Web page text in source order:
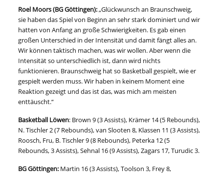
Roel Moors (BG Göttingen):„Glückwunsch an Braunschweig,
sie haben das Spiel von Beginn an sehr stark dominiert und wir
hatten von Anfang an große Schwierigkeiten. Es gab einen
großen Unterschied in der Intensität und damit fängt alles an.
Wir können taktisch machen, was wir wollen. Aber wenn die
Intensität so unterschiedlich ist, dann wird nichts
funktionieren. Braunschweig hat so Basketball gespielt, wie er
gespielt werden muss. Wir haben in keinem Moment eine
Reaktion gezeigt und das ist das, was mich am meisten
enttäuscht.“
Basketball Löwen: Brown 9 (3 Assists), Krämer 14 (5 Rebounds),
N. Tischler 2 (7 Rebounds), van Slooten 8, Klassen 11 (3 Assists),
Roosch, Fru, B. Tischler 9 (8 Rebounds), Peterka 12 (5
Rebounds, 3 Assists), Sehnal 16 (9 Assists), Zagars 17, Turudic 3.
BG Göttingen: Martin 16 (3 Assists), Toolson 3, Frey 8,